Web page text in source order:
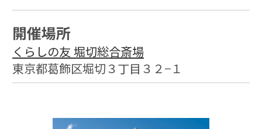
開催場所
くらしの友 堀切総合斎場
東京都葛飾区堀切３丁目３２−１